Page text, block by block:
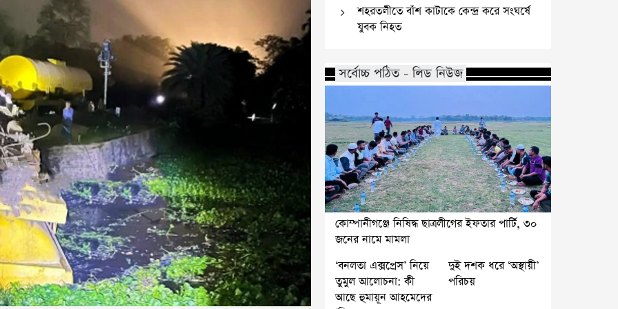
শহরতলীতে বাঁশ কাটাকে কেন্দ্র করে সংঘর্ষে
যুবক নিহত
সর্বোচ্চ পঠিত - লিড নিউজ
কোম্পানীগঞ্জে নিষিদ্ধ ছাত্রলীগের ইফতার পার্টি, ৩০
জনের নামে মামলা
‘বনলতা এক্সপ্রেস’ নিয়ে
তুমুল আলোচনা: কী
আছে হুমায়ূন আহমেদের
দুই দশক ধরে ‘অস্থায়ী’
পরিচয়